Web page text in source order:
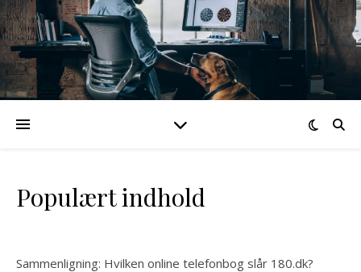
Populært indhold
Sammenligning: Hvilken online telefonbog slår 180.dk?